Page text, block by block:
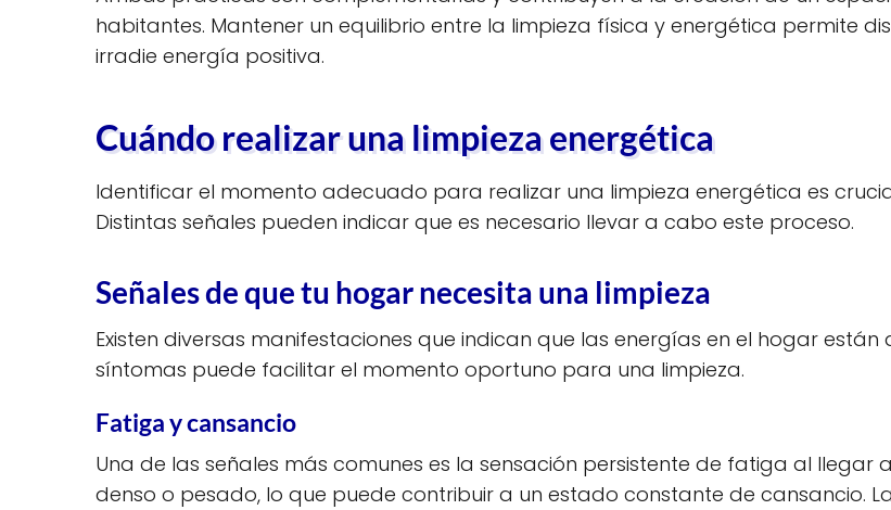
habitantes. Mantener un equilibrio entre la limpieza física y energética permite
irradie energía positiva.
Cuándo realizar una limpieza energética
Identificar el momento adecuado para realizar una limpieza energética es
Distintas señales pueden indicar que es necesario llevar a cabo este proceso.
Señales de que tu hogar necesita una limpieza
Existen diversas manifestaciones que indican que las energías en el hogar
síntomas puede facilitar el momento oportuno para una limpieza.
Fatiga y cansancio
Una de las señales más comunes es la sensación persistente de fatiga al llegar
denso o pesado, lo que puede contribuir a un estado constante de cansancio.